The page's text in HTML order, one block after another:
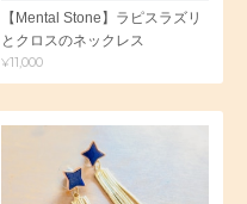
【Mental Stone】ラピスラズリ
とクロスのネックレス
¥11,000